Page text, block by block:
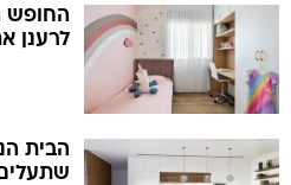
החופש
לרענן
הבית